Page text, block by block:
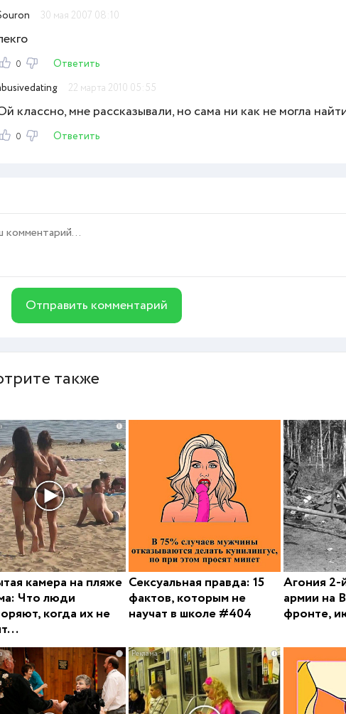
30 мая 2007 08:10
0
Ответить
22 марта 2010 05:55
классно, мне рассказывали, но сама ни как не могла
0 Ответить
Отправить комментарий
также
i
камера на пляже
Что люди
когда их не
Сексуальная правда: 15
фактов, которым не
научат в школе #404
Агония 2-
армии на
фронте,
i i